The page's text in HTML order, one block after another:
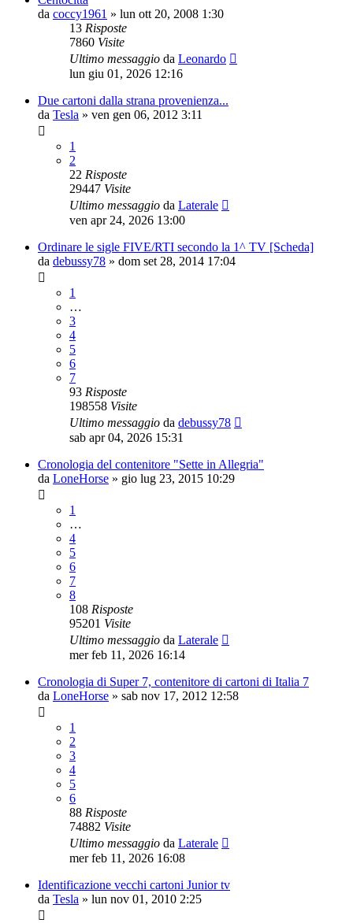
da coccy1961 » lun ott 20, 2008 1:30
13 Risposte
7860 Visite
Ultimo messaggio da Leonardo
lun giu 01, 2026 12:16
Due cartoni dalla strana provenienza...
da Tesla » ven gen 06, 2012 3:11
1
2
22 Risposte
29447 Visite
Ultimo messaggio da Laterale
ven apr 24, 2026 13:00
Ordinare le sigle FIVE/RTI secondo la 1^ TV [Scheda]
da debussy78 » dom set 28, 2014 17:04
1
…
3
4
5
6
7
93 Risposte
198558 Visite
Ultimo messaggio da debussy78
sab apr 04, 2026 15:31
Cronologia del contenitore "Sette in Allegria"
da LoneHorse » gio lug 23, 2015 10:29
1
…
4
5
6
7
8
108 Risposte
95201 Visite
Ultimo messaggio da Laterale
mer feb 11, 2026 16:14
Cronologia di Super 7, contenitore di cartoni di Italia 7
da LoneHorse » sab nov 17, 2012 12:58
1
2
3
4
5
6
88 Risposte
74882 Visite
Ultimo messaggio da Laterale
mer feb 11, 2026 16:08
Identificazione vecchi cartoni Junior tv
da Tesla » lun nov 01, 2010 2:25